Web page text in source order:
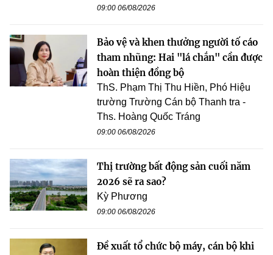
09:00 06/08/2026
Bảo vệ và khen thưởng người tố cáo
tham nhũng: Hai "lá chắn" cần được
hoàn thiện đồng bộ
ThS. Phạm Thị Thu Hiền, Phó Hiệu
trường Trường Cán bộ Thanh tra -
Ths. Hoàng Quốc Tráng
09:00 06/08/2026
Thị trường bất động sản cuối năm
2026 sẽ ra sao?
Kỳ Phương
09:00 06/08/2026
Đề xuất tổ chức bộ máy, cán bộ khi